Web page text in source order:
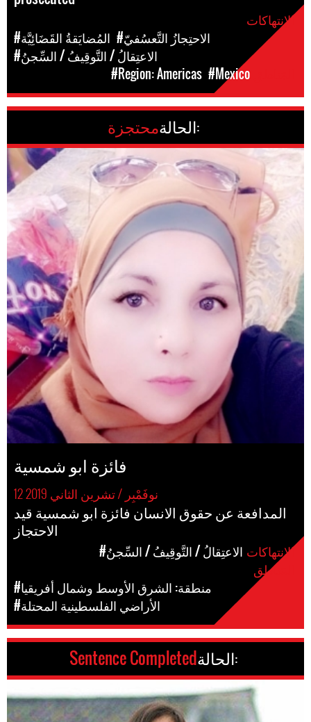
الإنتهاكات
#المُضايَقةُ القَضَائِيَّة
#الاحتِجازُ التَّعسُفيّ
#الاعتِقالُ / التَّوقِيفُ / السِّجنُ
#Region: Americas #Mexico
الحالة: محتجزة
فائزة ابو شمسية
12 نوفَمْبِر / تشرين الثاني 2019
المدافعة عن حقوق الانسان فائزة ابو شمسية قيد
الاحتجاز
الإنتهاكات
#الاعتِقالُ / التَّوقِيفُ / السِّجنُ
#منطقة: الشرق الأوسط وشمال أفريقيا
#الأراضي الفلسطينية المحتلة
الحالة: Sentence Completed